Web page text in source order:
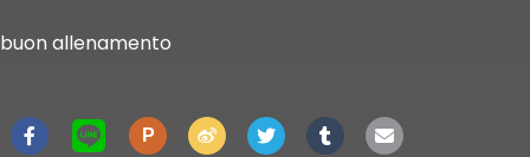
buon allenamento
P